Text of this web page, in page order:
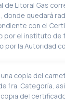
de Litoral Gas
donde quedará
con el
por el instituto de
por la Autoridad
copia del
1ra. Categoría,
del